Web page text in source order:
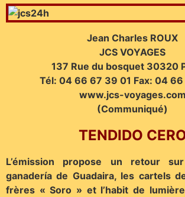
Jean Charles ROUX
JCS VOYAGES
137 Rue du bosquet 30320
Tél: 04 66 67 39 01 Fax: 04 66
www.jcs-voyages.com
(Communiqué)
TENDIDO
L’émission propose un retour
ganadería de Guadaira, les cartels
frères « Soro » et l’habit de